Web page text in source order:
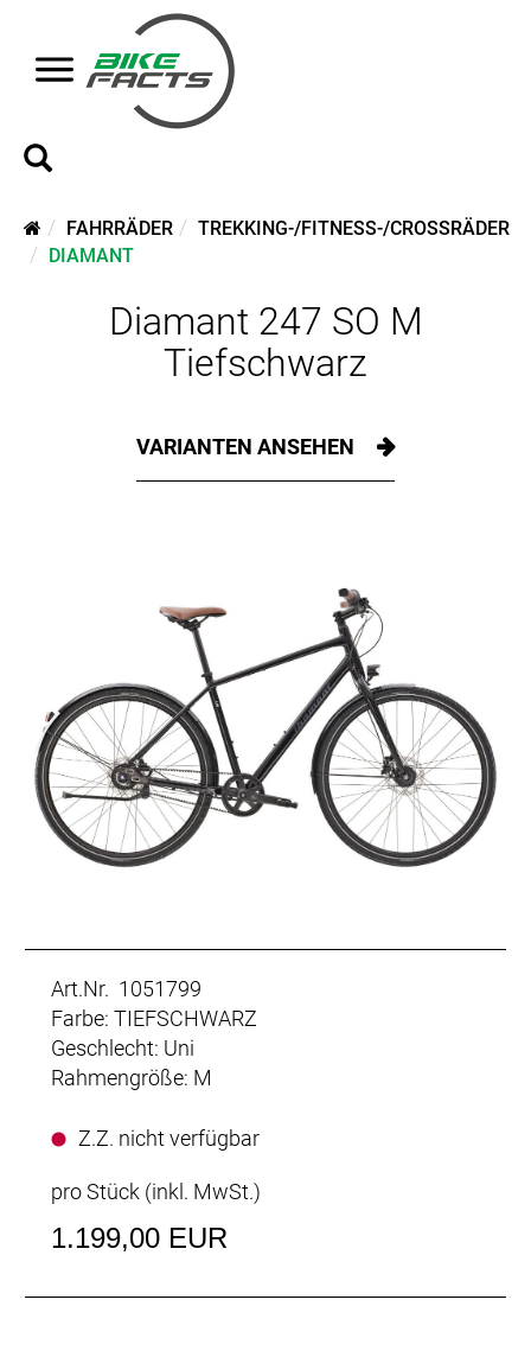
FAHRRÄDER
TREKKING-/FITNESS-/CROSSRÄDER
DIAMANT
Diamant 247 SO M
Tiefschwarz
VARIANTEN ANSEHEN
Art.Nr. 1051799
Farbe: TIEFSCHWARZ
Geschlecht: Uni
Rahmengröße: M
Z.Z. nicht verfügbar
pro Stück (inkl. MwSt.)
1.199,00 EUR